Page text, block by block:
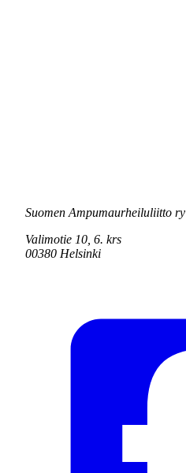
Suomen Ampumaurheiluliitto ry
Valimotie 10, 6. krs
00380 Helsinki